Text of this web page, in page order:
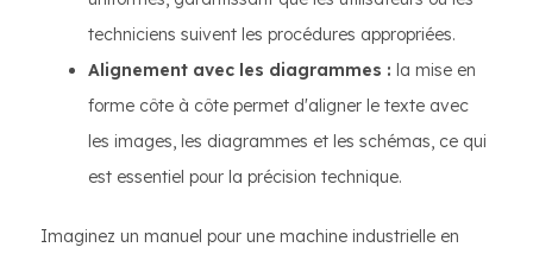
techniciens suivent les procédures appropriées.
Alignement avec les diagrammes : la mise en
forme côte à côte permet d'aligner le texte avec
les images, les diagrammes et les schémas, ce qui
est essentiel pour la précision technique.
Imaginez un manuel pour une machine industrielle en